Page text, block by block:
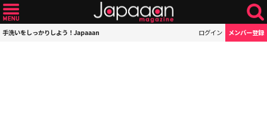
手洗いをしっかりしよう！Japaaan ログイン メンバー登録